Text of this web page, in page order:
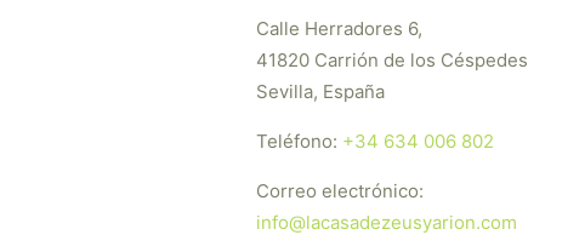
Calle Herradores 6,
41820 Carrión de los Céspedes
Sevilla, España
Teléfono: +34 634 006 802
Correo electrónico:
info@lacasadezeusyarion.com